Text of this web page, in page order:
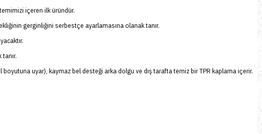
içeren ilk üründür.
gerginliğini serbestçe ayarlamasına olanak tanır.
boyutuna uyar), kaymaz bel desteği arka dolgu ve dış tarafta temiz bir TPR kaplama içerir.